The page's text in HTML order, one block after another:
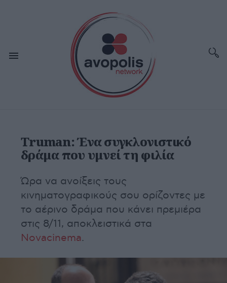
Truman: Ένα συγκλονιστικό
δράμα που υμνεί τη φιλία
Ώρα να ανοίξεις τους
κινηματογραφικούς σου ορίζοντες με
το αέρινο δράμα που κάνει πρεμιέρα
στις 8/11, αποκλειστικά στα
Novacinema.